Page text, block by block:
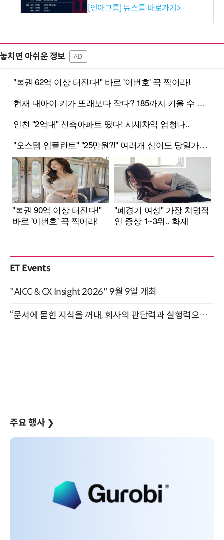
시 세미나 페어 개최
[인아그룹] 뉴스룸 바로가기>
놓치면 아쉬운 정보 AD
ET Events
"AICC & CX Insight 2026" 9월 9일 개최
“문서에 묻힌 지식을 꺼내, 회사의 판단력과 실행력으로 바꾸다” (8/20)
주요 행사 ❯